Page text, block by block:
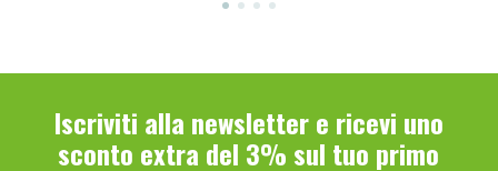
Iscriviti alla newsletter e ricevi uno
sconto extra del 3% sul tuo primo